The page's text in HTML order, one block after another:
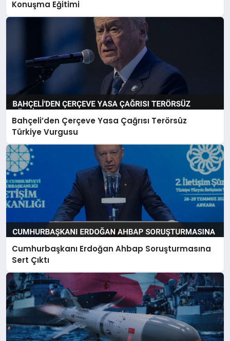
Konuşma Eğitimi
Bahçeli’den Çerçeve Yasa Çağrısı Terörsüz
Türkiye Vurgusu
Cumhurbaşkanı Erdoğan Ahbap Soruşturmasına
Sert Çıktı